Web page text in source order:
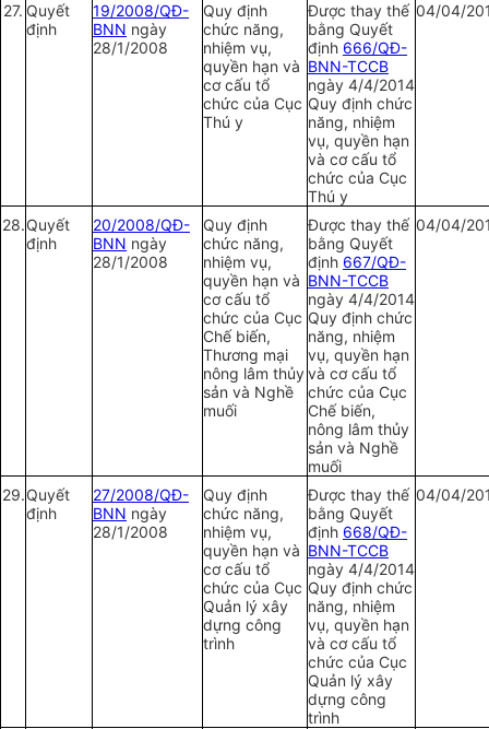
27. Quyết
định
19/2008/QĐ-
BNN ngày
28/1/2008
Quy định
chức năng,
nhiệm vụ,
quyền hạn và
cơ cấu tổ
chức của Cục
Thú y
Được thay thế
bằng Quyết
định 666/QĐ-
BNN-TCCB
ngày 4/4/2014
Quy định chức
năng, nhiệm
vụ, quyền hạn
và cơ cấu tổ
chức của Cục
Thú y
04/04/
28.Quyết
định
20/2008/QĐ-
BNN ngày
28/1/2008
Quy định
chức năng,
nhiệm vụ,
quyền hạn và
cơ cấu tổ
chức của Cục
Chế biến,
Thương mại
nông lâm thủy
sản và Nghề
muối
Được thay thế
bằng Quyết
định 667/QĐ-
BNN-TCCB
ngày 4/4/2014
Quy định chức
năng, nhiệm
vụ, quyền hạn
và cơ cấu tổ
chức của Cục
Chế biến,
nông lâm thủy
sản và Nghề
muối
04/04/
29.Quyết
định
27/2008/QĐ-
BNN ngày
28/1/2008
Quy định
chức năng,
nhiệm vụ,
quyền hạn và
cơ cấu tổ
chức của Cục
Quản lý xây
dựng công
trình
Được thay thế
bằng Quyết
định 668/QĐ-
BNN-TCCB
ngày 4/4/2014
Quy định chức
năng, nhiệm
vụ, quyền hạn
và cơ cấu tổ
chức của Cục
Quản lý xây
dựng công
trình
04/04/